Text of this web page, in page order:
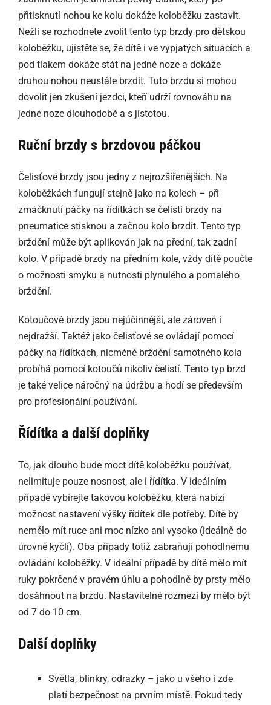
přitisknutí nohou ke kolu dokáže koloběžku zastavit.
Nežli se rozhodnete zvolit tento typ brzdy pro dětskou
koloběžku, ujistěte se, že dítě i ve vypjatých situacích a
pod tlakem dokáže stát na jedné noze a dokáže
druhou nohou neustále brzdit. Tuto brzdu si mohou
dovolit jen zkušení jezdci, kteří udrží rovnováhu na
jedné noze dlouhodobě a s jistotou.
Ruční brzdy s brzdovou páčkou
Čelisťové brzdy jsou jedny z nejrozšířenějších. Na
koloběžkách fungují stejně jako na kolech – při
zmáčknutí páčky na řídítkách se čelisti brzdy na
pneumatice stisknou a začnou kolo brzdit. Tento typ
brždění může být aplikován jak na přední, tak zadní
kolo. V případě brzdy na předním kole, vždy dítě poučte
o možnosti smyku a nutnosti plynulého a pomalého
brždění.
Kotoučové brzdy jsou nejúčinnější, ale zároveň i
nejdražší. Taktéž jako čelisťové se ovládají pomocí
páčky na řídítkách, nicméně brždění samotného kola
probíhá pomocí kotoučů nikoliv čelistí. Tento typ brzd
je také velice náročný na údržbu a hodí se především
pro profesionální používání.
Řídítka a další doplňky
To, jak dlouho bude moct dítě koloběžku používat,
nelimituje pouze nosnost, ale i řídítka. V ideálním
případě vybírejte takovou koloběžku, která nabízí
možnost nastavení výšky řídítek dle potřeby. Dítě by
nemělo mít ruce ani moc nízko ani vysoko (ideálně do
úrovně kyčlí). Oba případy totiž zabraňují pohodlnému
ovládání koloběžky. V ideální případě by dítě mělo mít
ruky pokrčené v pravém úhlu a pohodlně by prsty mělo
dosáhnout na brzdu. Nastavitelné rozmezí by mělo být
od 7 do 10 cm.
Další doplňky
Světla, blinkry, odrazky – jako u všeho i zde
platí bezpečnost na prvním místě. Pokud tedy